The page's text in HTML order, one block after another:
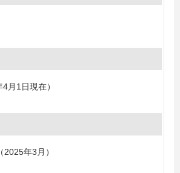
月1日現在）
年3月）